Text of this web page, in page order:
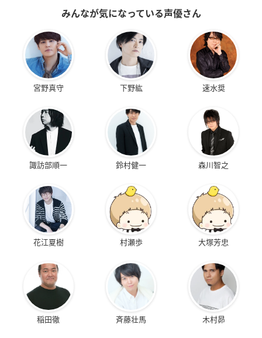
みんなが気になっている声優さん
宮野真守 下野紘 速水奨
諏訪部順一 鈴村健一 森川智之
花江夏樹 村瀬歩 大塚芳忠
稲田徹 斉藤壮馬 木村昴